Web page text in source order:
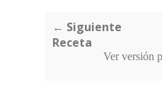
← Siguiente
Receta
Ver versión